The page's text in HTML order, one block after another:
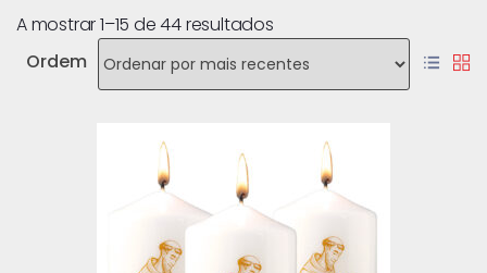
A mostrar 1–15 de 44 resultados
Ordem